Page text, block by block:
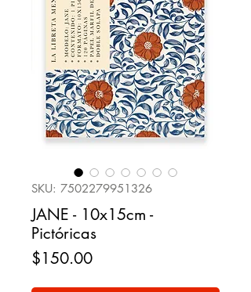
SKU: 7502279951326
JANE - 10x15cm -
Pictóricas
$150.00Precio